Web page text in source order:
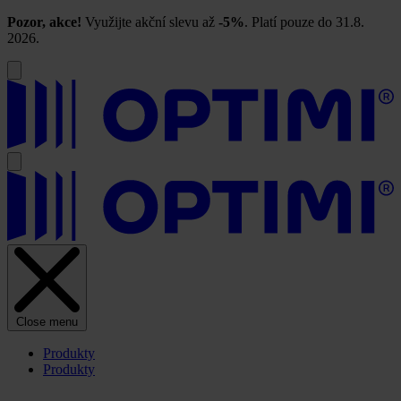
Pozor, akce! Využijte akční slevu až -5%. Platí pouze do 31.8.
2026.
Close menu
Produkty
Produkty